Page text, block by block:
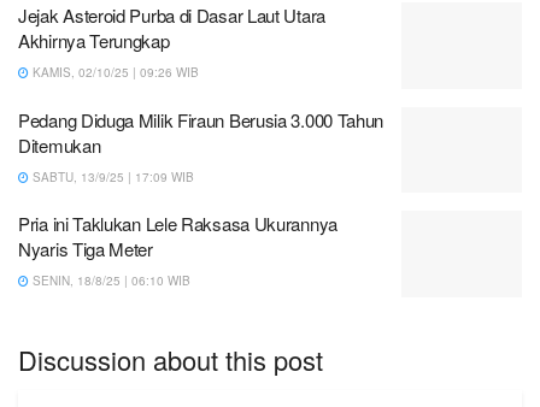
Jejak Asteroid Purba di Dasar Laut Utara
Akhirnya Terungkap
KAMIS, 02/10/25 | 09:26 WIB
Pedang Diduga Milik Firaun Berusia 3.000 Tahun
Ditemukan
SABTU, 13/9/25 | 17:09 WIB
Pria ini Taklukan Lele Raksasa Ukurannya
Nyaris Tiga Meter
SENIN, 18/8/25 | 06:10 WIB
Discussion about this post